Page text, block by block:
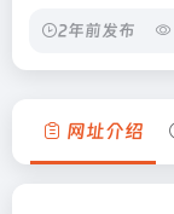
2年前发布
网址介绍